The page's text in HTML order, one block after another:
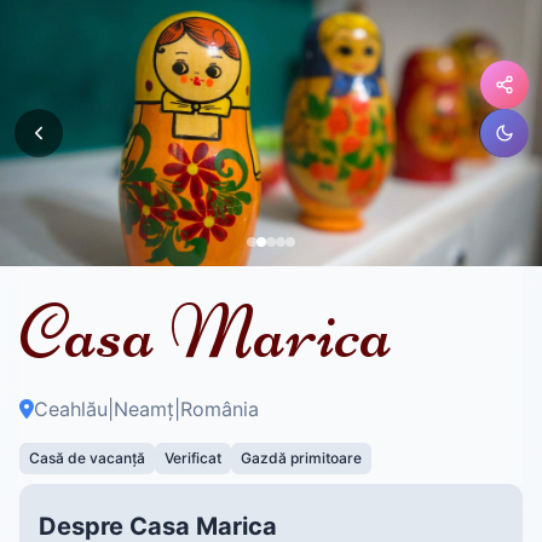
Casa Marica
Ceahlău Neamț România
Casă de vacanță Verificat Gazdă primitoare
Despre Casa Marica